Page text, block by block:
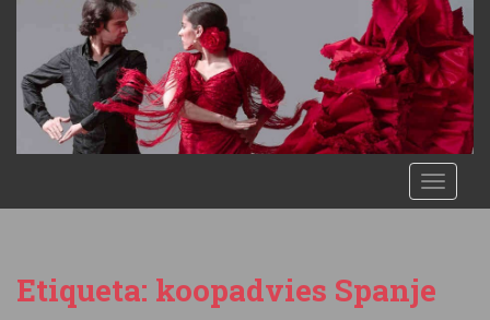
i
Etiqueta: koopadvies Spanje